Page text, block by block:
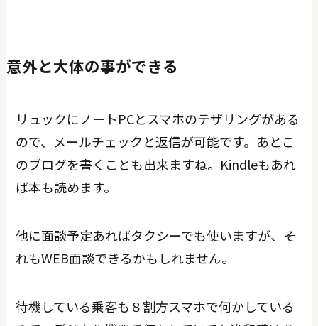
意外と大体の事ができる
リュックにノートPCとスマホのテザリングがある
ので、メールチェックと返信が可能です。あとこ
のブログを書くことも出来ますね。Kindleもあれ
ば本も読めます。
他に面談予定あればタクシーでも使いますが、そ
れもWEB面談できるかもしれません。
待機している乗客も８割方スマホで何かしている